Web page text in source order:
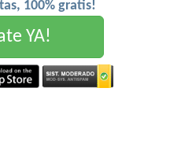
100% gratis!
YA!